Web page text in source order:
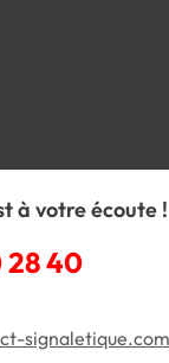
à votre écoute !
28 40
signaletique.com